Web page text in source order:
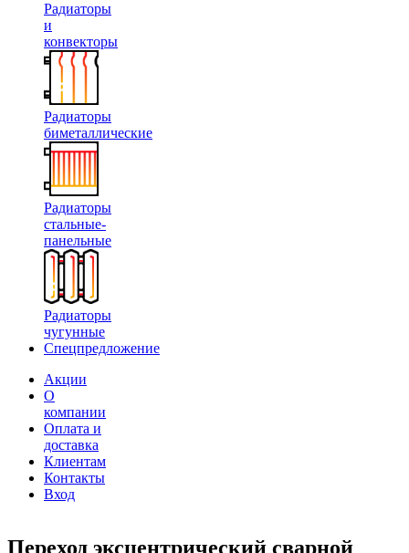
Радиаторы
и
конвекторы
Радиаторы
биметаллические
Радиаторы
стальные-
панельные
Радиаторы
чугунные
Спецпредложение
Акции
О
компании
Оплата и
доставка
Клиентам
Контакты
Вход
Переход эксцентрический сварной